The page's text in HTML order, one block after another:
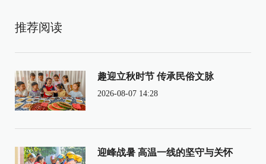
推荐阅读
趣迎立秋时节 传承民俗文脉
2026-08-07 14:28
迎峰战暑 高温一线的坚守与关怀